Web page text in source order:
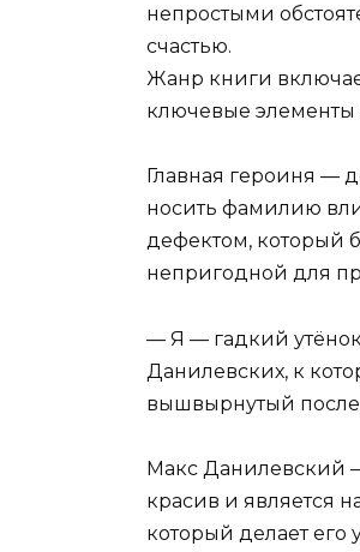
непростыми
счастью.
Жанр книги
ключевые элементы
Главная героиня —
носить фамилию
дефектом, который
непригодной для
— Я — гадкий
Данилевских, к
вышвырнутый
Макс Данилевский
красив и является
который делает его